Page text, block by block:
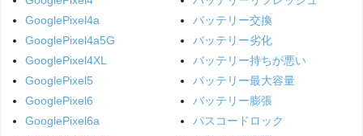
GooglePixel4a
GooglePixel4a5G
GooglePixel4XL
GooglePixel5
GooglePixel6
GooglePixel6a
バッテリー交換
バッテリー劣化
バッテリー持ちが悪い
バッテリー最大容量
バッテリー膨張
パスコードロック